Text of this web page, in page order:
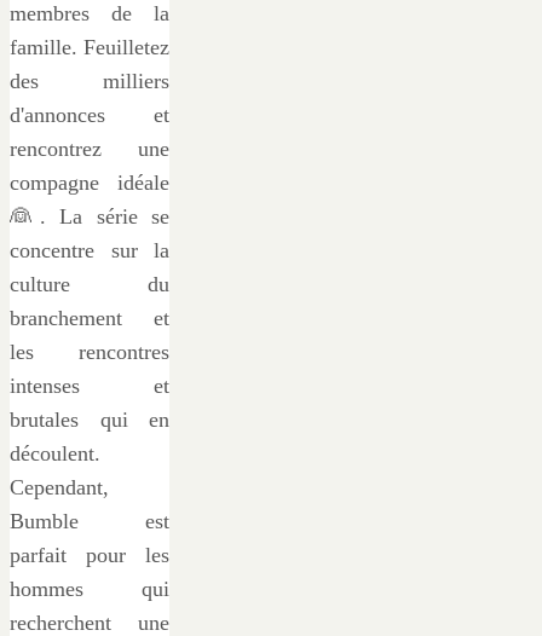
membres de la
famille. Feuilletez
des milliers
d'annonces et
rencontrez une
compagne idéale
👰. La série se
concentre sur la
culture du
branchement et
les rencontres
intenses et
brutales qui en
découlent.
Cependant,
Bumble est
parfait pour les
hommes qui
recherchent une